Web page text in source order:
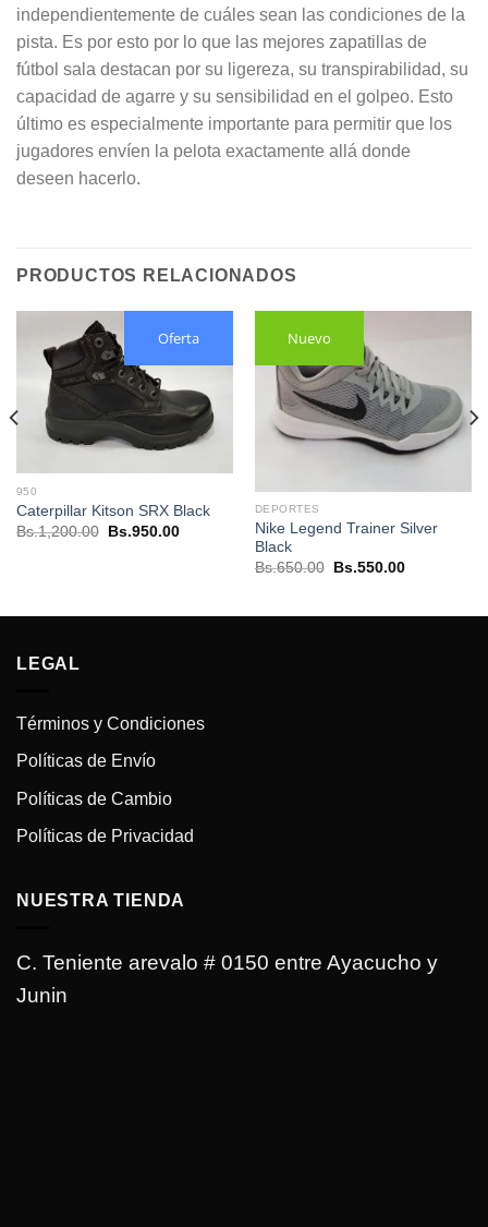
independientemente de cuáles sean las condiciones de la
pista. Es por esto por lo que las mejores zapatillas de
fútbol sala destacan por su ligereza, su transpirabilidad, su
capacidad de agarre y su sensibilidad en el golpeo. Esto
último es especialmente importante para permitir que los
jugadores envíen la pelota exactamente allá donde
deseen hacerlo.
PRODUCTOS RELACIONADOS
Oferta
950
Caterpillar Kitson SRX Black
Bs.1,200.00
El
Bs.950.00El
Nuevo
DEPORTES
Nike Legend Trainer Silver
Black
Bs.650.00
El
Bs.550.00El
LEGAL
Términos y Condiciones
Políticas de Envío
Políticas de Cambio
Políticas de Privacidad
NUESTRA TIENDA
C. Teniente arevalo # 0150 entre Ayacucho y
Junin